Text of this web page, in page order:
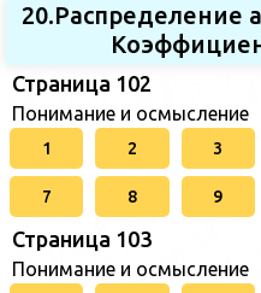
20.Распределение
Страница 102
Понимание и осмысление
1 2 3
7 8 9
Страница 103
Понимание и осмысление